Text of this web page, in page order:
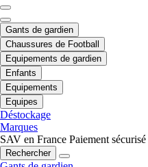
Gants de gardien
Chaussures de Football
Equipements de gardien
Enfants
Equipements
Equipes
Déstockage
Marques
SAV en France Paiement sécurisé
Rechercher